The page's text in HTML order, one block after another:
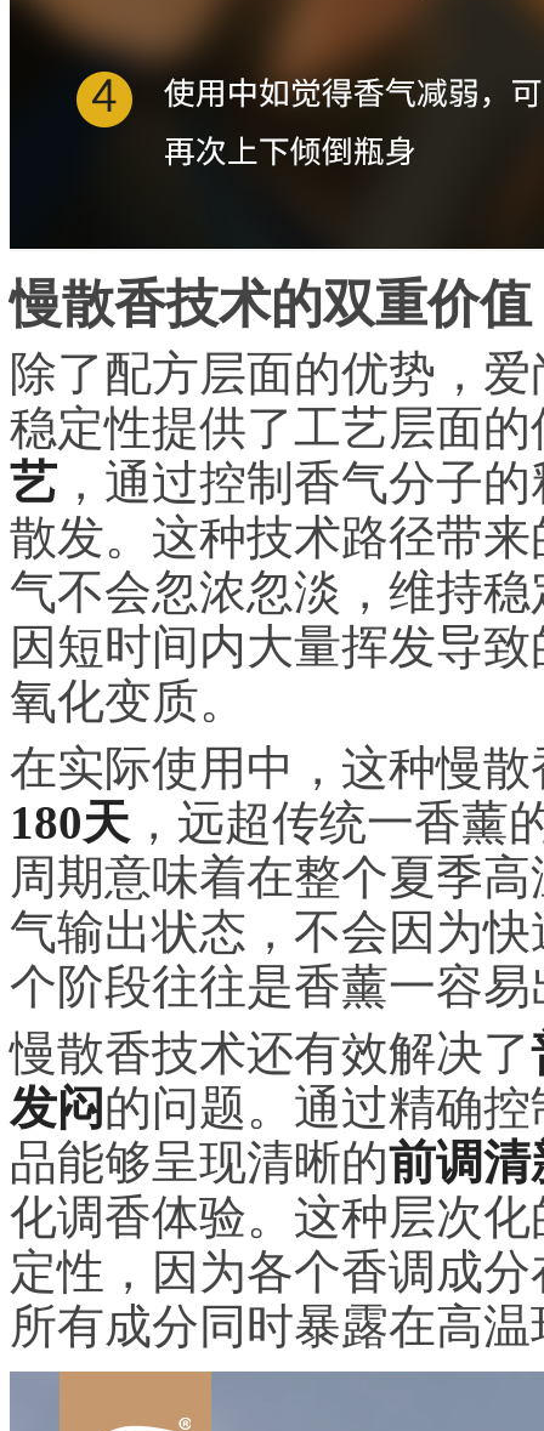
慢散香技术的双重价值
除了配方层面的优势，
稳定性提供了工艺层面
艺 ，通过控制香气分子
散发。这种技术路径带
气不会忽浓忽淡，维持
因短时间内大量挥发导
氧化变质。
在实际使用中，这种慢
180天 ，远超传统一香薰
周期意味着在整个夏季
气输出状态，不会因为
个阶段往往是香薰一容
慢散香技术还有效解决了
发闷的问题。通过精确
品能够呈现清晰的前调清
化调香体验。这种层次
定性，因为各个香调成
所有成分同时暴露在高